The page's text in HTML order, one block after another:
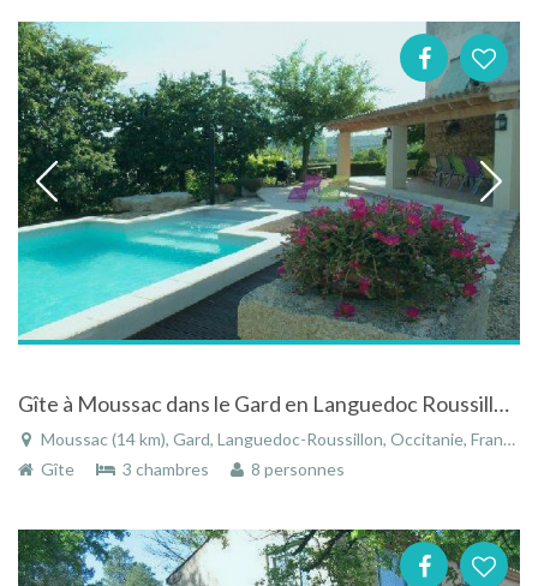
Gîte à Moussac dans le Gard en Languedoc Roussillon avec piscine
Moussac (14 km), Gard, Languedoc-Roussillon, Occitanie, France
Gîte
3 chambres 8 personnes